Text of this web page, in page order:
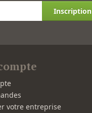
Inscription
votre entreprise